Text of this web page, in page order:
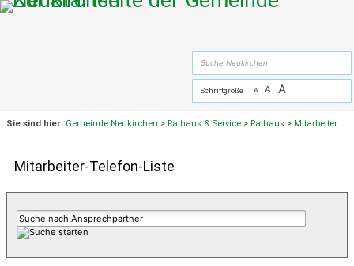
Zum Inhalt, zur Navigationoderzur Startseite springen.
Schriftgröße A A A
Sie sind hier: Gemeinde Neukirchen > Rathaus & Service > Rathaus > Mitarbeiter
Mitarbeiter-Telefon-Liste